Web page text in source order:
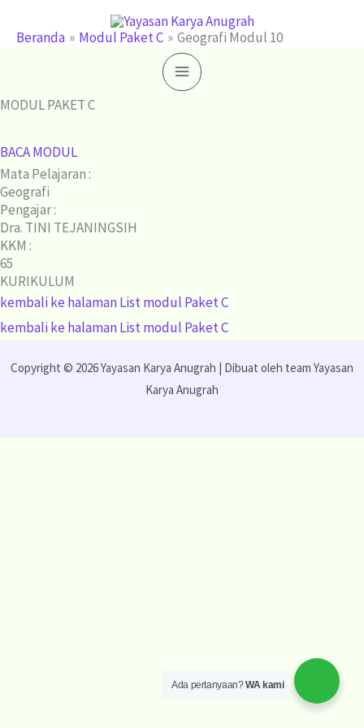
Beranda Modul Paket C Geografi Modul 10
MODUL PAKET C
BACA MODUL
Mata Pelajaran :
Geografi
Pengajar :
Dra. TINI TEJANINGSIH
KKM :
65
KURIKULUM
kembali ke halaman List modul Paket C
kembali ke halaman List modul Paket C
Copyright © 2026 Yayasan Karya Anugrah | Dibuat oleh team Yayasan
Karya Anugrah
Ada pertanyaan?WA kami